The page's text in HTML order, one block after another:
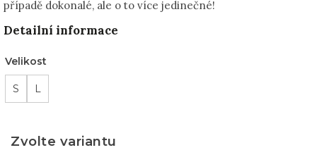
případě dokonalé, ale o to více jedinečné!
Detailní informace
Velikost
S L
Zvolte variantu